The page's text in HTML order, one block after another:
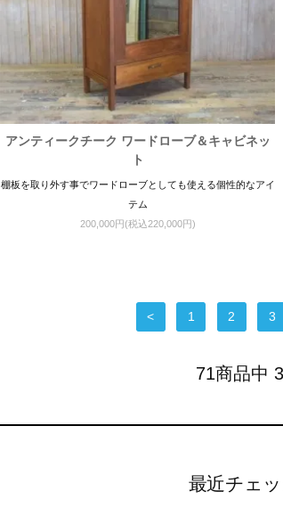
アンティークチーク ワードローブ＆キャビネッ
ト
棚板を取り外す事でワードローブとしても使える個性的なアイ
テム
200,000円(税込220,000円)
< 1 2 3
71商品中
最近チェ